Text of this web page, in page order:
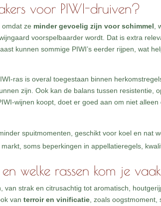
voor PIWI-druiven?
omdat ze minder gevoelig zijn voor schimmel
voorspelbaarder wordt. Dat is extra
kunnen sommige PIWI’s eerder rijpen, wat
ras is overal toegestaan binnen
zijn. Ook kan de balans tussen resistentie,
wijnen koopt, doet er goed aan om niet alleen
spuitmomenten, geschikt voor koel en nat
soms beperkingen in appellatieregels,
welke rassen kom je
van strak en citrusachtig tot aromatisch,
vanterroir en vinificatie , zoals